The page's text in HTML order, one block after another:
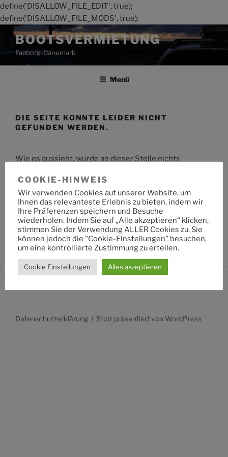
define('DISALLOW_FILE_EDIT', true);
define('DISALLOW_FILE_MODS', true);
Zum
Inhalt
springen
BOOTSVERMIETUNG
Faaborg-Dänemark
Menü
DIE SEITE KONNTE LEIDER NICHT
GEFUNDEN WERDEN.
Wie es aussieht, wurde an dieser Stelle nichts
Suche
nach:
Datenschutzerklärung Stolz präsentiert von WordPress
COOKIE-HINWEIS
Wir verwenden Cookies auf unserer Website, um
Ihnen das relevanteste Erlebnis zu bieten, indem wir
Ihre Präferenzen speichern und Besuche
wiederholen. Indem Sie auf „Alle akzeptieren“ klicken,
stimmen Sie der Verwendung ALLER Cookies zu. Sie
können jedoch die "Cookie-Einstellungen" besuchen,
um eine kontrollierte Zustimmung zu erteilen.
Cookie Einstellungen Alles akzeptieren